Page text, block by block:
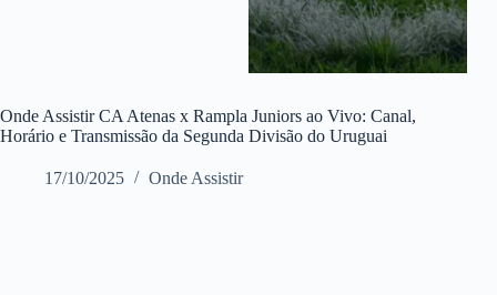
Onde Assistir CA Atenas x Rampla Juniors ao Vivo: Canal,
Horário e Transmissão da Segunda Divisão do Uruguai
17/10/2025 Onde Assistir